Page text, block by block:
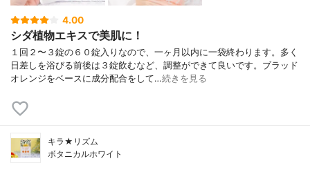
4.00
シダ植物エキスで美肌に！
１回２〜３錠の６０錠入りなので、一ヶ月以内に一袋終わります。多く
日差しを浴びる前後は３錠飲むなど、調整ができて良いです。ブラッド
オレンジをベースに成分配合をして…続きを見る
キラ★リズム
ボタニカルホワイト